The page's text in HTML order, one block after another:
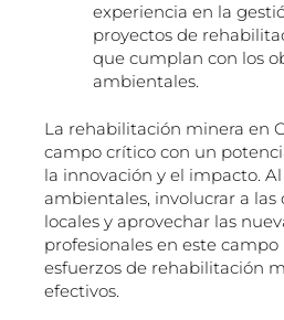
experiencia en la
proyectos de
que cumplan con los
ambientales.
La rehabilitación minera en
campo crítico con un
la innovación y el impacto.
ambientales, involucrar a
locales y aprovechar las
profesionales en este
esfuerzos de rehabilitación
efectivos.